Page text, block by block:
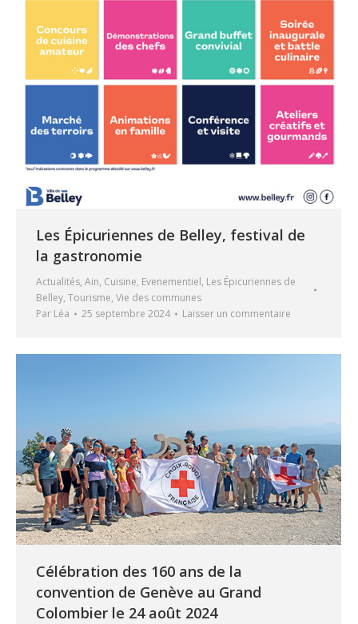
Les Épicuriennes de Belley, festival de
la gastronomie
Actualités, Ain, Cuisine, Evenementiel, Les Épicuriennes de
Belley, Tourisme, Vie des communes
Par Léa 25 septembre 2024 Laisser un commentaire
Célébration des 160 ans de la
convention de Genève au Grand
Colombier le 24 août 2024